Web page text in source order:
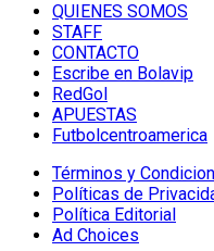
QUIENES SOMOS
STAFF
CONTACTO
Escribe en Bolavip
RedGol
APUESTAS
Futbolcentroamerica
Términos y
Políticas de
Política Editorial
Ad Choices